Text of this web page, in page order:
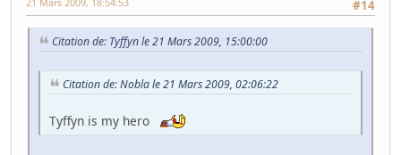
#14
Citation de: Tyffyn le 21 Mars 2009, 15:00:00
Citation de: Nobla le 21 Mars 2009, 02:06:22
Tyffyn is my hero